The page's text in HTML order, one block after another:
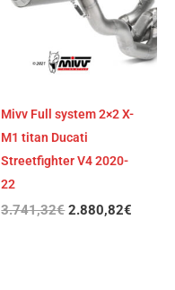
Mivv Full system 2×2 X-
M1 titan Ducati
Streetfighter V4 2020-
22
3.741,32€ 2.880,82€